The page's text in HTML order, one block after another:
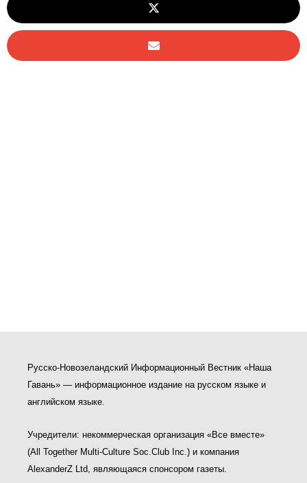
Русско-Новозеландский Информационный Вестник «Наша
Гавань» — информационное издание на русском языке и
английском языке.
Учредители: некоммерческая организация «Все вместе»
(All Together Multi-Culture Soс.Club Inc.) и компания
AlexanderZ Ltd, являющаяся спонсором газеты.